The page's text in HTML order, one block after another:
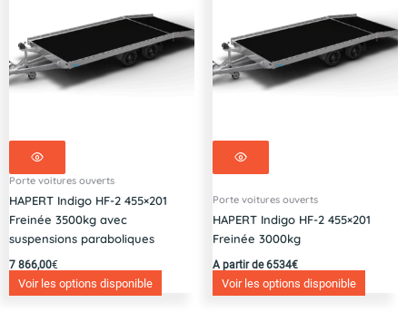
Porte voitures ouverts
HAPERT Indigo HF-2 455×201
Freinée 3500kg avec
suspensions paraboliques
7 866,00€
Voir les options disponible
Porte voitures ouverts
HAPERT Indigo HF-2 455×201
Freinée 3000kg
A partir de 6534€
Voir les options disponible